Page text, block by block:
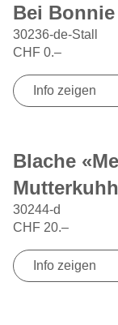
Bei
30236-de-Stall
CHF 0.–
Info zeigen
Blache
30244-d
CHF 20.–
Info zeigen